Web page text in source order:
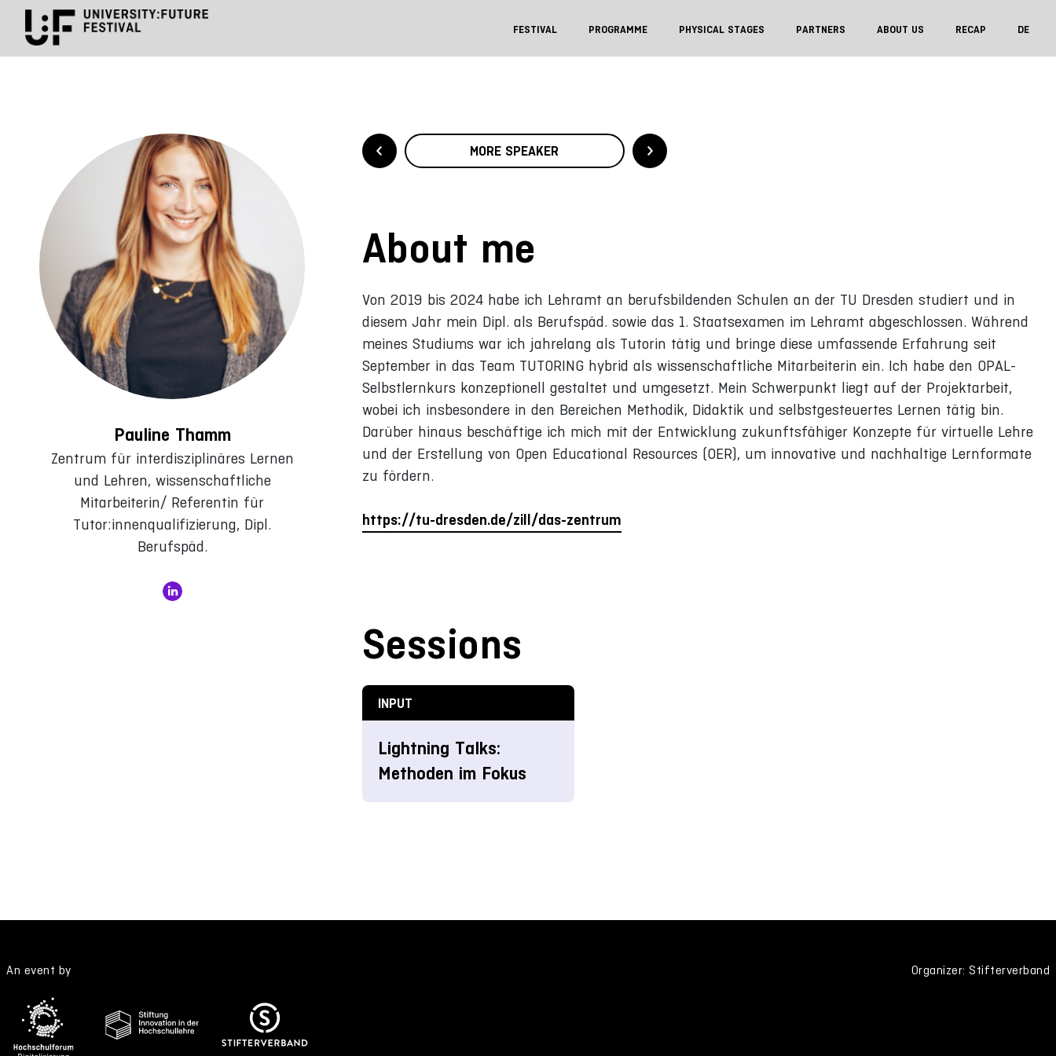
FESTIVAL PROGRAMME PHYSICAL STAGES PARTNERS ABOUT US RECAP DE
Pauline Thamm
Zentrum für interdisziplinäres Lernen
und Lehren, wissenschaftliche
Mitarbeiterin/ Referentin für
Tutor:innenqualifizierung, Dipl.
Berufspäd.
MORE SPEAKER
About me
Von 2019 bis 2024 habe ich Lehramt an berufsbildenden Schulen an der TU Dresden studiert und in
diesem Jahr mein Dipl. als Berufspäd. sowie das 1. Staatsexamen im Lehramt abgeschlossen. Während
meines Studiums war ich jahrelang als Tutorin tätig und bringe diese umfassende Erfahrung seit
September in das Team TUTORING hybrid als wissenschaftliche Mitarbeiterin ein. Ich habe den OPAL-
Selbstlernkurs konzeptionell gestaltet und umgesetzt. Mein Schwerpunkt liegt auf der Projektarbeit,
wobei ich insbesondere in den Bereichen Methodik, Didaktik und selbstgesteuertes Lernen tätig bin.
Darüber hinaus beschäftige ich mich mit der Entwicklung zukunftsfähiger Konzepte für virtuelle Lehre
und der Erstellung von Open Educational Resources (OER), um innovative und nachhaltige Lernformate
zu fördern.
https://tu-dresden.de/zill/das-zentrum
Sessions
INPUT
Lightning Talks:
Methoden im Fokus
An event by Organizer: Stifterverband